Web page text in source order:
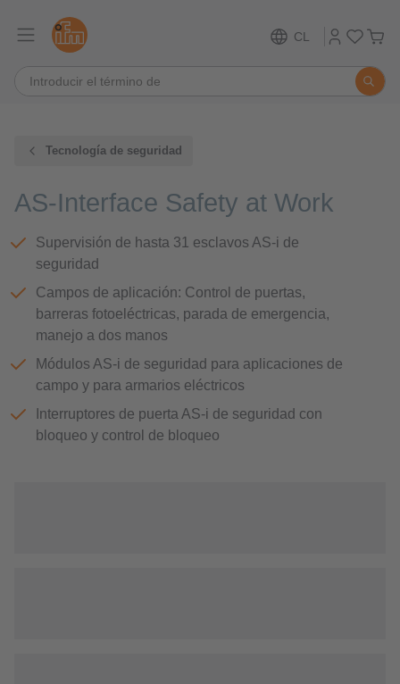
CL
Tecnología de seguridad
AS-Interface Safety at Work
Supervisión de hasta 31 esclavos AS-i de
seguridad
Campos de aplicación: Control de puertas,
barreras fotoeléctricas, parada de emergencia,
manejo a dos manos
Módulos AS-i de seguridad para aplicaciones de
campo y para armarios eléctricos
Interruptores de puerta AS-i de seguridad con
bloqueo y control de bloqueo